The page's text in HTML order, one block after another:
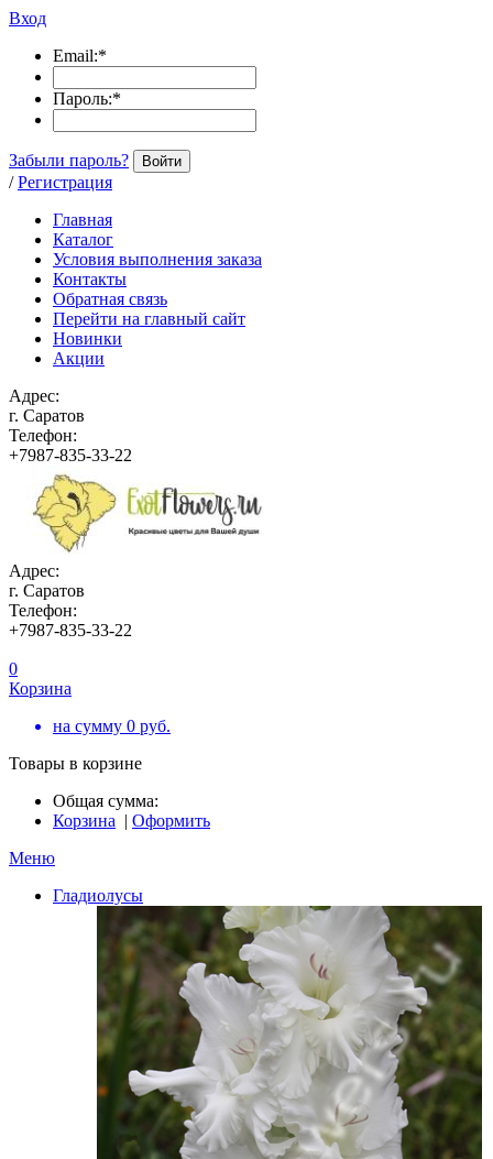
Вход
Email:*
Пароль:*
Забыли пароль? Войти
/ Регистрация
Главная
Каталог
Условия выполнения заказа
Контакты
Обратная связь
Перейти на главный сайт
Новинки
Акции
Адрес:
г. Саратов
Телефон:
+7987-835-33-22
Адрес:
г. Саратов
Телефон:
+7987-835-33-22
0
Корзина
на сумму 0 руб.
Товары в корзине
Общая сумма:
Корзина | Оформить
Меню
Гладиолусы